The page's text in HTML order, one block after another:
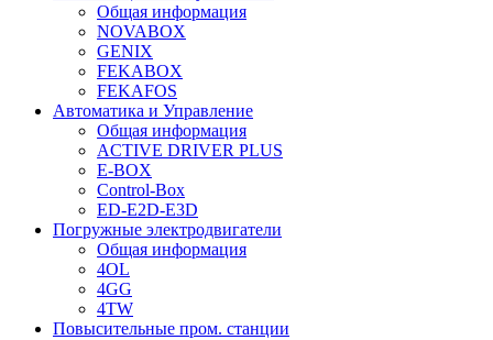
Общая информация
NOVABOX
GENIX
FEKABOX
FEKAFOS
Автоматика и Управление
Общая информация
ACTIVE DRIVER PLUS
E-BOX
Control-Box
ED-E2D-E3D
Погружные электродвигатели
Общая информация
4OL
4GG
4TW
Повысительные пром. станции